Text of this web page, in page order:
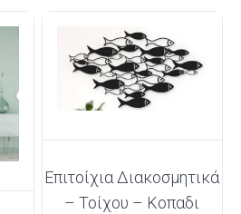
Επιτοίχια Διακοσμητικά
– Τοίχου – Κοπαδι